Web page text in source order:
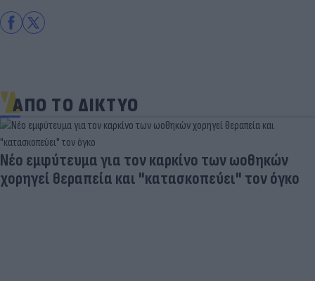
ΑΠΟ ΤΟ ΔΙΚΤΥΟ
Νέο εμφύτευμα για τον καρκίνο των ωοθηκών
χορηγεί θεραπεία και "κατασκοπεύει" τον όγκο